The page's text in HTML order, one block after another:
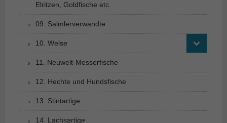
Elritzen, Goldfische etc.
09. Salmlerverwandte
10. Welse
11. Neuwelt-Messerfische
12. Hechte und Hundsfische
13. Stintartige
14. Lachsartige